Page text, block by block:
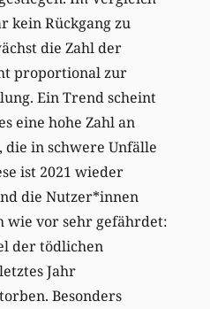
kein Rückgang zu
die Zahl der
proportional zur
Ein Trend scheint
eine hohe Zahl an
in schwere Unfälle
ist 2021 wieder
die Nutzer*innen
vor sehr gefährdet:
der tödlichen
Jahr
Besonders